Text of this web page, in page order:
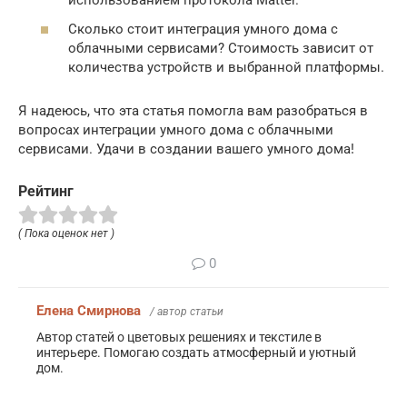
Сколько стоит интеграция умного дома с
облачными сервисами? Стоимость зависит от
количества устройств и выбранной платформы.
Я надеюсь, что эта статья помогла вам разобраться в
вопросах интеграции умного дома с облачными
сервисами. Удачи в создании вашего умного дома!
Рейтинг
( Пока оценок нет )
0
Елена Смирнова / автор статьи
Автор статей о цветовых решениях и текстиле в
интерьере. Помогаю создать атмосферный и уютный
дом.